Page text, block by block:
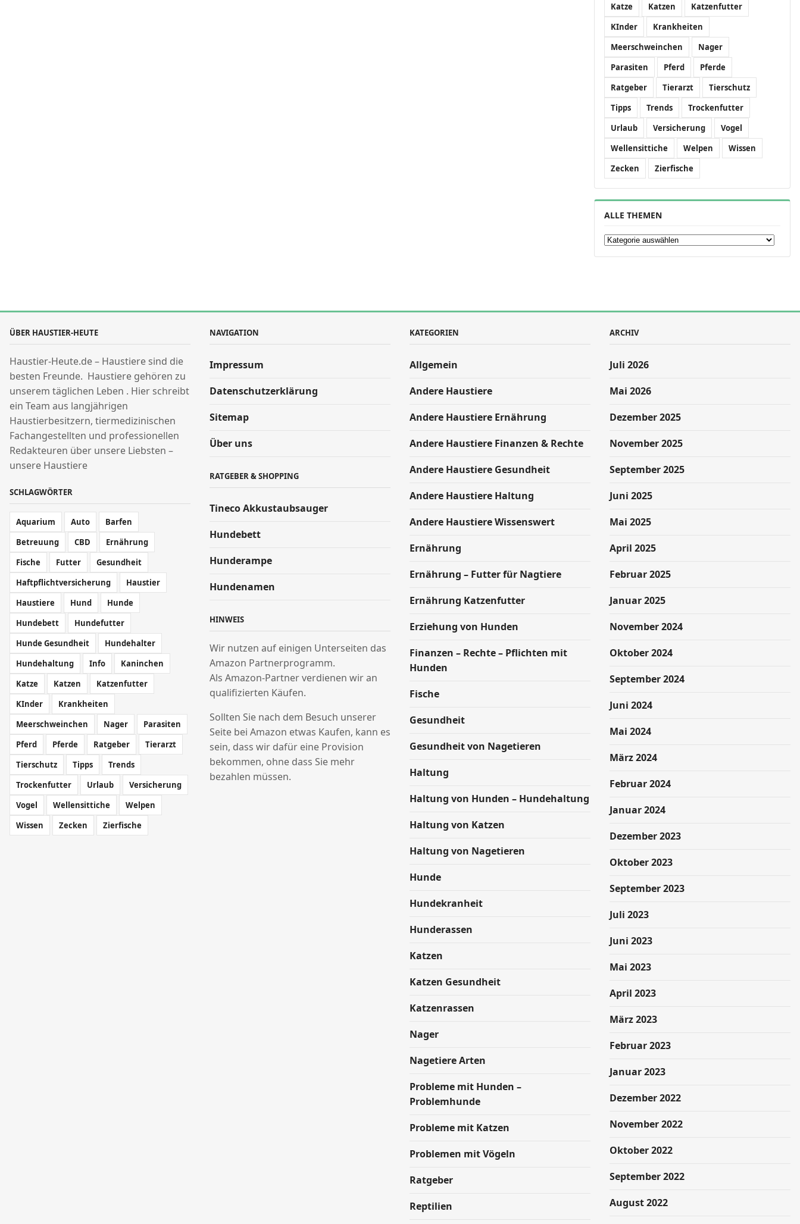
Katze
Katzen
Katzenfutter
KInder
Krankheiten
Meerschweinchen
Nager
Parasiten
Pferd
Pferde
Ratgeber
Tierarzt
Tierschutz
Tipps
Trends
Trockenfutter
Urlaub
Versicherung
Vogel
Wellensittiche
Welpen
Wissen
Zecken
Zierfische
ALLE THEMEN
Alle Themen
ÜBER HAUSTIER-HEUTE
Haustier-Heute.de – Haustiere sind die
besten Freunde. Haustiere gehören zu
unserem täglichen Leben . Hier schreibt
ein Team aus langjährigen
Haustierbesitzern, tiermedizinischen
Fachangestellten und professionellen
Redakteuren über unsere Liebsten –
unsere Haustiere
SCHLAGWÖRTER
Aquarium Auto
Barfen
Betreuung
CBD
Ernährung
Fische
Futter
Gesundheit
Haftpflichtversicherung
Haustier
Haustiere
Hund
Hunde
Hundebett
Hundefutter
Hunde Gesundheit
Hundehalter
Hundehaltung
Info
Kaninchen
Katze
Katzen
Katzenfutter
KInder
Krankheiten
Meerschweinchen
Nager
Parasiten
Pferd
Pferde Ratgeber
Tierarzt
Tierschutz
Tipps
Trends
Trockenfutter
Urlaub
Versicherung
Vogel
Wellensittiche
Welpen
Wissen
Zecken Zierfische
NAVIGATION
Impressum
Datenschutzerklärung
Sitemap
Über uns
RATGEBER & SHOPPING
Tineco Akkustaubsauger
Hundebett
Hunderampe
Hundenamen
HINWEIS
Wir nutzen auf einigen Unterseiten das
Amazon Partnerprogramm.
Als Amazon-Partner verdienen wir an
qualifizierten Käufen.
Sollten Sie nach dem Besuch unserer
Seite bei Amazon etwas Kaufen, kann es
sein, dass wir dafür eine Provision
bekommen, ohne dass Sie mehr
bezahlen müssen.
KATEGORIEN
Allgemein
Andere Haustiere
Andere Haustiere Ernährung
Andere Haustiere Finanzen & Rechte
Andere Haustiere Gesundheit
Andere Haustiere Haltung
Andere Haustiere Wissenswert
Ernährung
Ernährung – Futter für Nagtiere
Ernährung Katzenfutter
Erziehung von Hunden
Finanzen – Rechte – Pflichten mit
Hunden
Fische
Gesundheit
Gesundheit von Nagetieren
Haltung
Haltung von Hunden – Hundehaltung
Haltung von Katzen
Haltung von Nagetieren
Hunde
Hundekranheit
Hunderassen
Katzen
Katzen Gesundheit
Katzenrassen
Nager
Nagetiere Arten
Probleme mit Hunden –
Problemhunde
Probleme mit Katzen
Problemen mit Vögeln
Ratgeber
Reptilien
ARCHIV
Juli 2026
Mai 2026
Dezember 2025
November 2025
September 2025
Juni 2025
Mai 2025
April 2025
Februar 2025
Januar 2025
November 2024
Oktober 2024
September 2024
Juni 2024
Mai 2024
März 2024
Februar 2024
Januar 2024
Dezember 2023
Oktober 2023
September 2023
Juli 2023
Juni 2023
Mai 2023
April 2023
März 2023
Februar 2023
Januar 2023
Dezember 2022
November 2022
Oktober 2022
September 2022
August 2022